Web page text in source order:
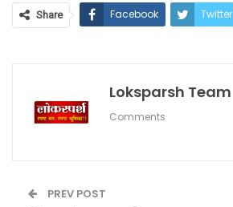
Share Facebook Twitter
Loksparsh Team
Comments
PREV POST